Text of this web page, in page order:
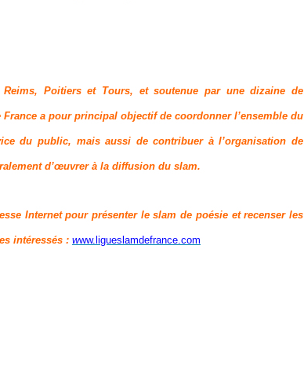
Poitiers et Tours, et soutenue par une dizaine de
a pour principal objectif de coordonner l’ensemble du
du public, mais aussi de contribuer à l’organisation de
d’œuvrer à la diffusion du slam.
Internet pour présenter le slam de poésie et recenser les
intéressés : www.ligueslamdefrance.com